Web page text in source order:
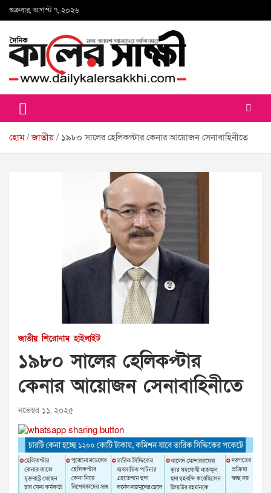
Skip
to
শুক্রবার, আগস্ট ৭, ২০২৬
কালের সাক্ষী
হোম জাতীয় ১৯৮০ সালের হেলিকপ্টার কেনার আয়োজন সেনাবাহিনীতে
জাতীয় শিরোনাম হাইলাইট
১৯৮০ সালের হেলিকপ্টার
কেনার আয়োজন সেনাবাহিনীতে
নভেম্বর ১১, ২০২৫